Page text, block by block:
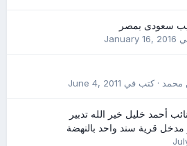
سعودى بمصر
January 16, 2016
محمد· كتب في June 4, 2011
أحمد خليل خير الله تدبير
مدخل قرية سند واحد بالنهضة